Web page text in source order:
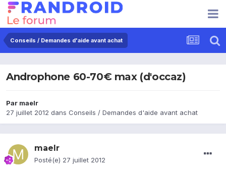
Conseils / Demandes d'aide avant achat
Androphone 60-70€ max (d'occaz)
Par maelr
27 juillet 2012 dans Conseils / Demandes d'aide avant achat
maelr
Posté(e) 27 juillet 2012